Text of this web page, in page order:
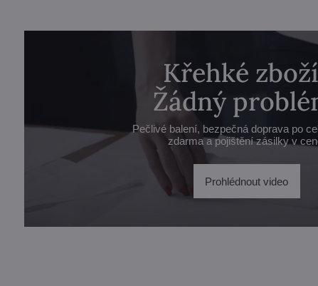
Křehké
Žádný
Pečlivé balení, bezpečná doprava po
zdarma a pojištění zásilky v
Prohlédnout video